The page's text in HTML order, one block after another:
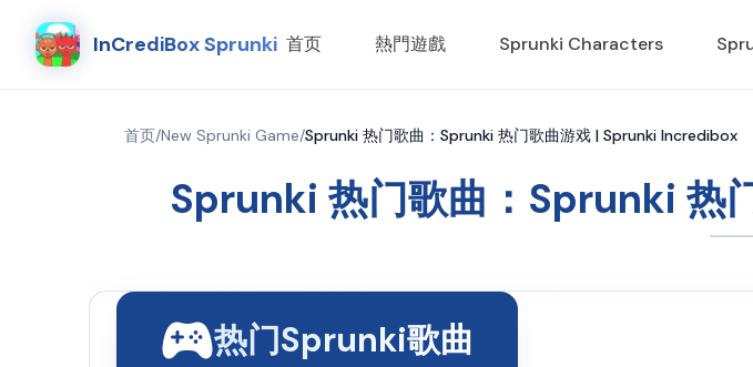
InCrediBox Sprunki 首页 熱門遊戲 Sprunki Characters
首页/New Sprunki Game/Sprunki 热门歌曲：Sprunki 热门歌曲游戏 | Sprunki Incredibox
Sprunki 热门歌曲：Sprunki
热门Sprunki歌曲